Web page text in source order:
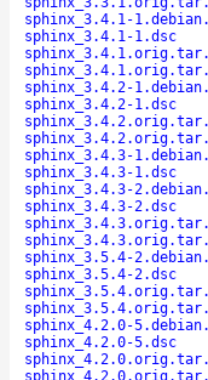
sphinx_3.4.1-
sphinx_3.4.1-1.dsc
sphinx_3.4.2-
sphinx_3.4.2-1.dsc
sphinx_3.4.3-
sphinx_3.4.3-1.dsc
sphinx_3.4.3-
sphinx_3.4.3-2.dsc
sphinx_3.5.4-
sphinx_3.5.4-2.dsc
sphinx_4.2.0-
sphinx_4.2.0-5.dsc